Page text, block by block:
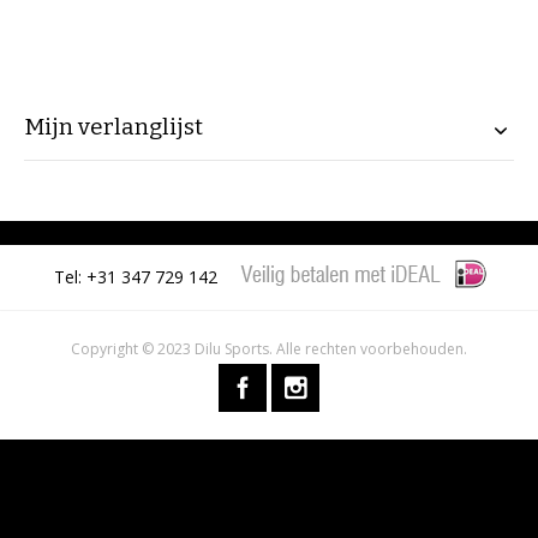
Mijn verlanglijst
Tel: +31 347 729 142
Copyright © 2023 Dilu Sports. Alle rechten voorbehouden.